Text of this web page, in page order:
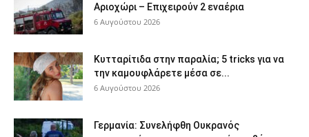
Αριοχώρι – Επιχειρούν 2 εναέρια
6 Αυγούστου 2026
Κυτταρίτιδα στην παραλία; 5 tricks για να
την καμουφλάρετε μέσα σε...
6 Αυγούστου 2026
Γερμανία: Συνελήφθη Ουκρανός